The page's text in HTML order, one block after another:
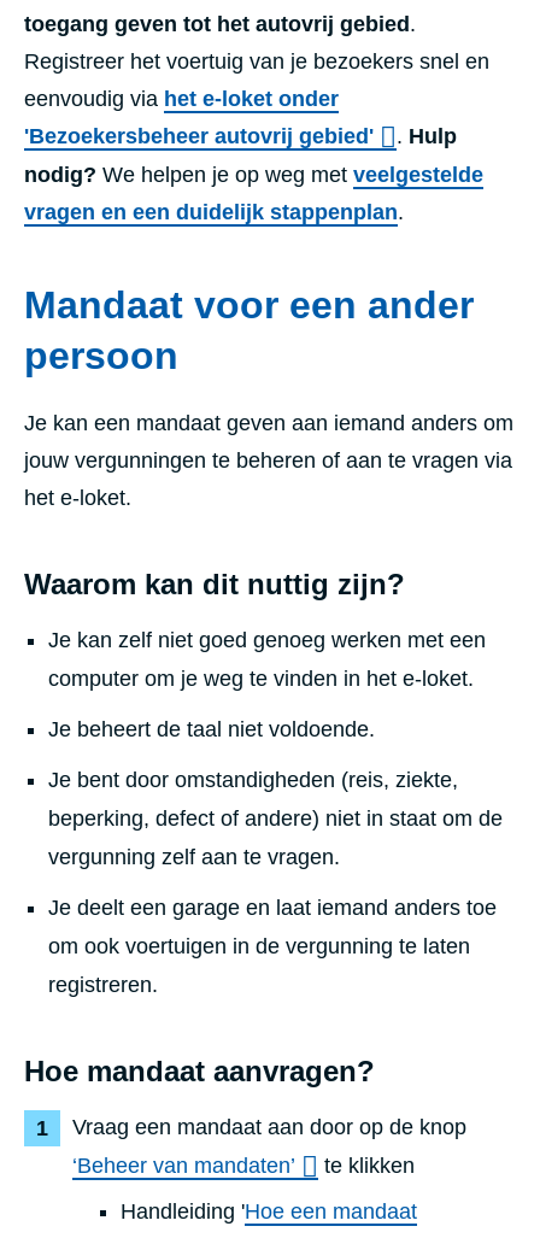
toegang geven tot het autovrij gebied.
Registreer het voertuig van je bezoekers snel en
eenvoudig via het e-loket onder
'Bezoekersbeheer autovrij gebied'
. Hulp
nodig? We helpen je op weg met veelgestelde
vragen en een duidelijk stappenplan.
Mandaat voor een ander
persoon
Je kan een mandaat geven aan iemand anders om
jouw vergunningen te beheren of aan te vragen via
het e-loket.
Waarom kan dit nuttig zijn?
Je kan zelf niet goed genoeg werken met een
computer om je weg te vinden in het e-loket.
Je beheert de taal niet voldoende.
Je bent door omstandigheden (reis, ziekte,
beperking, defect of andere) niet in staat om de
vergunning zelf aan te vragen.
Je deelt een garage en laat iemand anders toe
om ook voertuigen in de vergunning te laten
registreren.
Hoe mandaat aanvragen?
Vraag een mandaat aan door op de knop
‘Beheer van mandaten’
te klikken
Handleiding 'Hoe een mandaat